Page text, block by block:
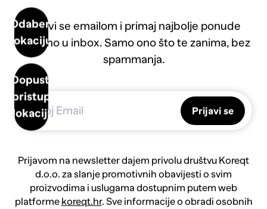
Odaberi
lokaciju
Dopusti
pristup
lokaciji
Prijavi se emailom i primaj najbolje ponude
direktno u inbox. Samo ono što te zanima, bez
spammanja.
Prijavi se
Prijavom na newsletter dajem privolu društvu Koreqt
d.o.o. za slanje promotivnih obavijesti o svim
proizvodima i uslugama dostupnim putem web
platforme koreqt.hr. Sve informacije o obradi osobnih